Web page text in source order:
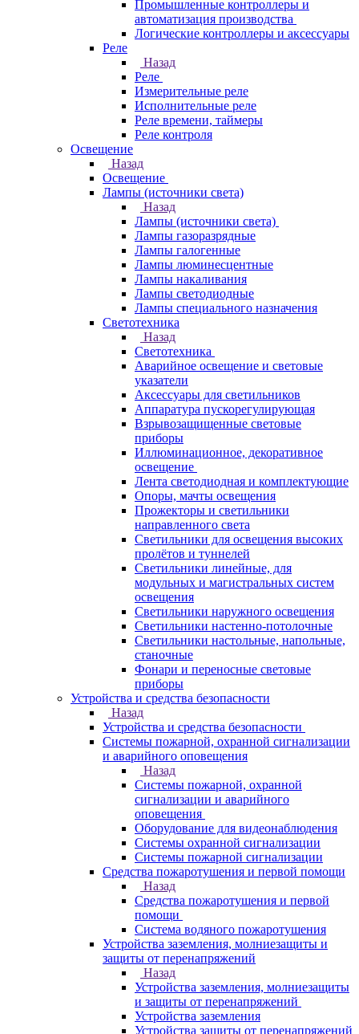
Промышленные контроллеры и
автоматизация производства
Логические контроллеры и аксессуары
Реле
Назад
Реле
Измерительные реле
Исполнительные реле
Реле времени, таймеры
Реле контроля
Освещение
Назад
Освещение
Лампы (источники света)
Назад
Лампы (источники света)
Лампы газоразрядные
Лампы галогенные
Лампы люминесцентные
Лампы накаливания
Лампы светодиодные
Лампы специального назначения
Светотехника
Назад
Светотехника
Аварийное освещение и световые
указатели
Аксессуары для светильников
Аппаратура пускорегулирующая
Взрывозащищенные световые
приборы
Иллюминационное, декоративное
освещение
Лента светодиодная и комплектующие
Опоры, мачты освещения
Прожекторы и светильники
направленного света
Светильники для освещения высоких
пролётов и туннелей
Светильники линейные, для
модульных и магистральных систем
освещения
Светильники наружного освещения
Светильники настенно-потолочные
Светильники настольные, напольные,
станочные
Фонари и переносные световые
приборы
Устройства и средства безопасности
Назад
Устройства и средства безопасности
Системы пожарной, охранной сигнализации
и аварийного оповещения
Назад
Системы пожарной, охранной
сигнализации и аварийного
оповещения
Оборудование для видеонаблюдения
Системы охранной сигнализации
Системы пожарной сигнализации
Средства пожаротушения и первой помощи
Назад
Средства пожаротушения и первой
помощи
Система водяного пожаротушения
Устройства заземления, молниезащиты и
защиты от перенапряжений
Назад
Устройства заземления, молниезащиты
и защиты от перенапряжений
Устройства заземления
Устройства защиты от перенапряжений